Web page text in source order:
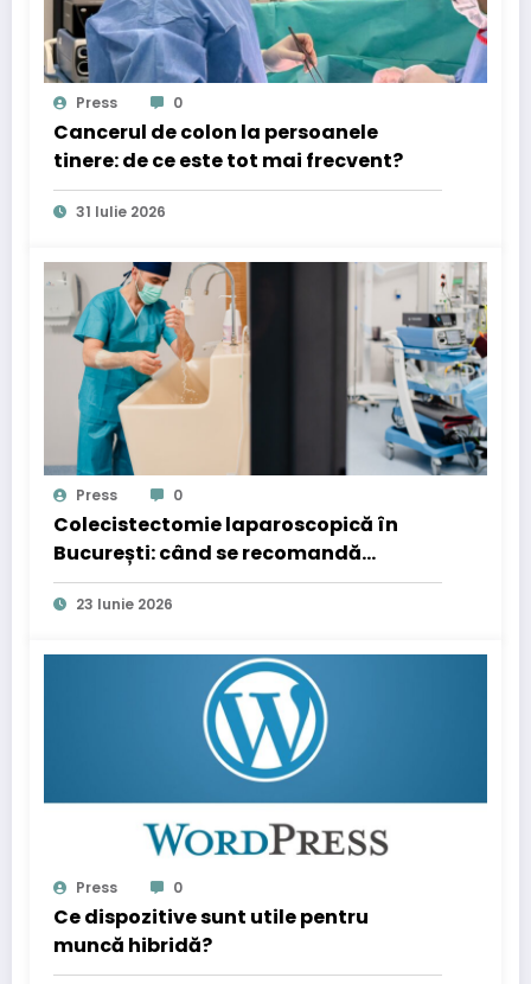
Press 0
Cancerul de colon la persoanele
tinere: de ce este tot mai frecvent?
31 Iulie 2026
Press 0
Colecistectomie laparoscopică în
București: când se recomandă
operația de fiere
23 Iunie 2026
Press 0
Ce dispozitive sunt utile pentru
muncă hibridă?